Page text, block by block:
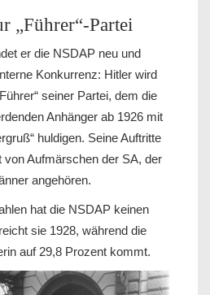
„Führer“-Partei
er die NSDAP neu und
Konkurrenz: Hitler wird
seiner Partei, dem die
Anhänger ab 1926 mit
huldigen. Seine Auftritte
von Aufmärschen der SA, der
angehören.
hat die NSDAP keinen
sie 1928, während die
auf 29,8 Prozent kommt.